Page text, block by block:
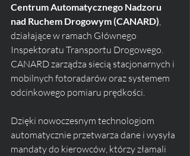
Centrum Automatycznego Nadzoru
nad Ruchem Drogowym (CANARD)
działające w ramach Głównego
Inspektoratu Transportu Drogowego.
CANARD zarządza siecią stacjonarnych i
mobilnych fotoradarów oraz systemem
odcinkowego pomiaru prędkości.
Dzięki nowoczesnym technologiom
automatycznie przetwarza dane i wysyła
mandaty do kierowców, którzy złamali